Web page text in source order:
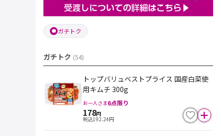
ガチトク
ガチトク (54)
トップバリュベストプライス 国産白菜使
用キムチ 300g
お一人さま6点限り
178円
税込192.24円